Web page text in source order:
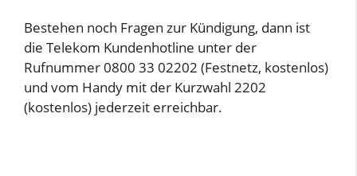
Bestehen noch Fragen zur Kündigung, dann ist
die Telekom Kundenhotline unter der
Rufnummer 0800 33 02202 (Festnetz, kostenlos)
und vom Handy mit der Kurzwahl 2202
(kostenlos) jederzeit erreichbar.